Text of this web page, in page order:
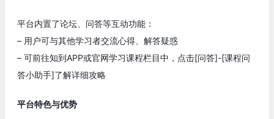
平台内置了论坛、问答等互动功能：
– 用户可与其他学习者交流心得、解答疑惑
– 可前往知到APP或官网学习课程栏目中，点击[问答]-[课程问
答小助手]了解详细攻略
平台特色与优势